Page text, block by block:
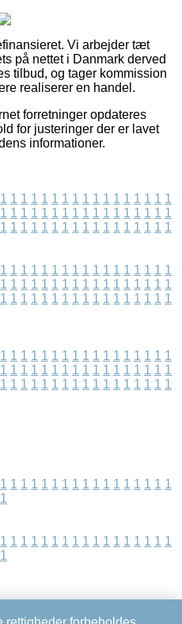
Vi arbejder tæt
på nettet i Danmark derved
tilbud, og tager kommission
realiserer en handel.
forretninger opdateres
for justeringer der er lavet
informationer.
1 1 1 1 1 1 1 1 1 1 1 1 1 1 1 1 1
1 1 1 1 1 1 1 1 1 1 1 1 1 1 1 1 1
1 1 1 1 1 1 1 1 1 1 1 1 1 1 1 1 1
1 1 1 1 1 1 1 1 1 1 1 1 1 1 1 1 1
1 1 1 1 1 1 1 1 1 1 1 1 1 1 1 1 1
1 1 1 1 1 1 1 1 1 1 1 1 1 1 1 1 1
1 1 1 1 1 1 1 1 1 1 1 1 1 1 1 1 1
1 1 1 1 1 1 1 1 1 1 1 1 1 1 1 1 1
1 1 1 1 1 1 1 1 1 1 1 1 1 1 1 1 1
1 1 1 1 1 1 1 1 1 1 1 1 1 1 1 1 1
1
1 1 1 1 1 1 1 1 1 1 1 1 1 1 1 1 1
1